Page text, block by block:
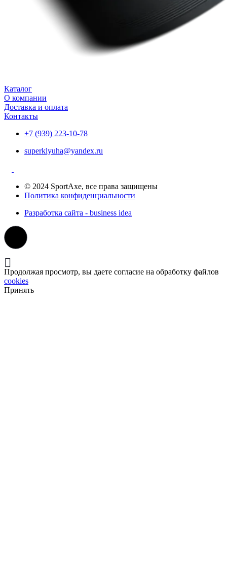
Каталог
О компании
Доставка и оплата
Контакты
+7 (939) 223-10-78
superklyuha@yandex.ru
© 2024 SportAxe, все права защищены
Политика конфиденциальности
Разработка сайта - business idea
Продолжая просмотр, вы даете согласие на обработку файлов
cookies
Принять